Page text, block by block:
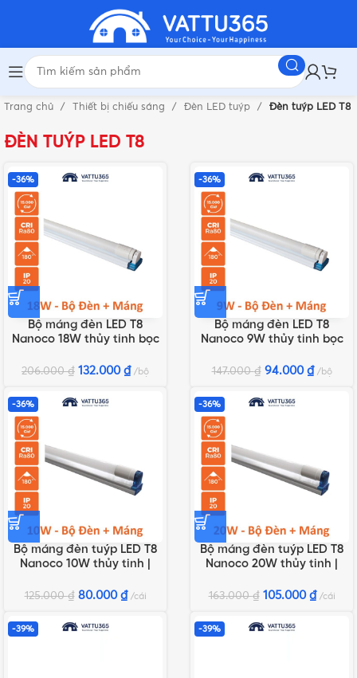
Trang chủ Thiết bị chiếu sáng Đèn LED tuýp Đèn tuýp LED T8
ĐÈN TUÝP LED T8
-36%
Bộ máng đèn LED T8
Nanoco 18W thủy tinh bọc
NT8F118N3
206.000₫ 132.000 ₫ bộ
-36%
Bộ máng đèn LED T8
Nanoco 9W thủy tinh bọc
NT8F109N3
147.000₫ 94.000 ₫ bộ
-36%
Bộ máng đèn tuýp LED T8
Nanoco 10W thủy tinh |
125.000₫ 80.000 ₫ cái
-36%
Bộ máng đèn tuýp LED T8
Nanoco 20W thủy tinh |
163.000₫ 105.000 ₫ cái
-39% -39%